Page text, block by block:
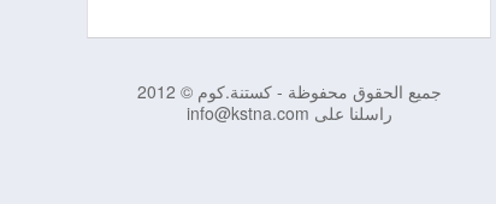
جميع الحقوق محفوظة - كستنة.كوم © 2012
راسلنا على info@kstna.com